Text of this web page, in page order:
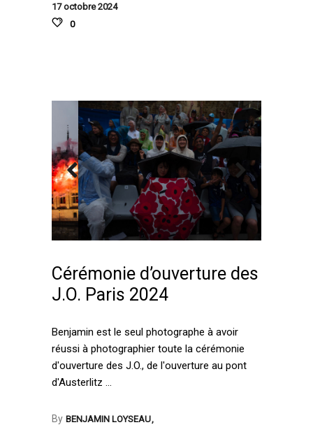
17 octobre 2024
0
Cérémonie d’ouverture des
J.O. Paris 2024
Benjamin est le seul photographe à avoir
réussi à photographier toute la cérémonie
d'ouverture des J.O., de l'ouverture au pont
d'Austerlitz
By BENJAMIN LOYSEAU